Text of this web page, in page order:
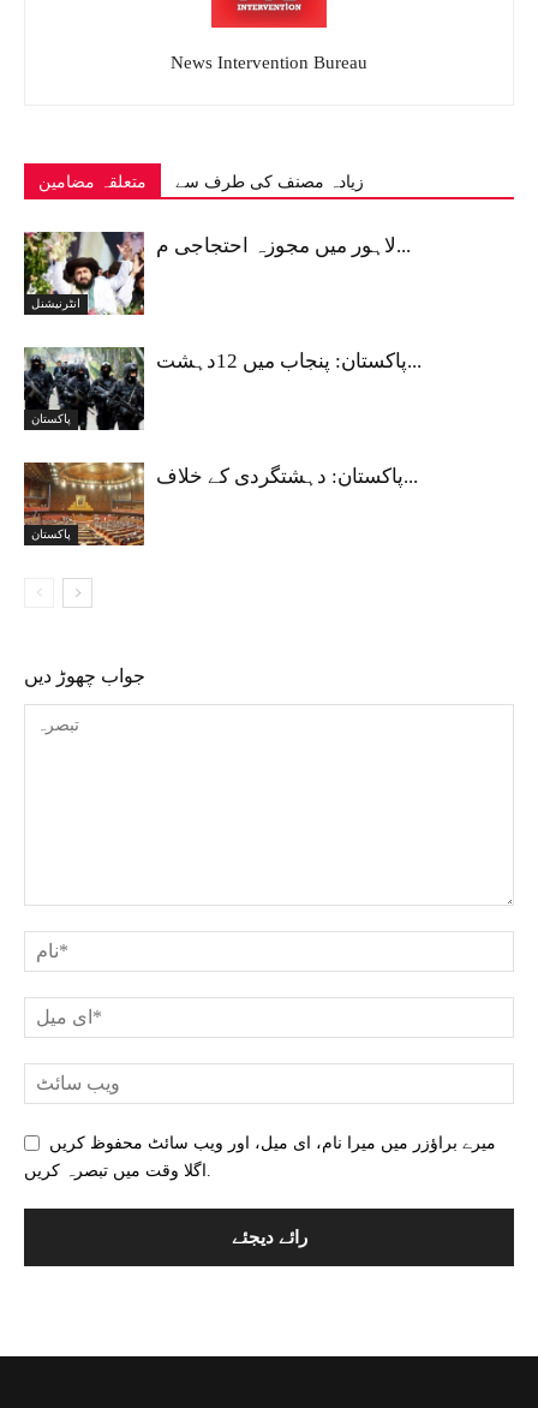
News Intervention Bureau
متعلقہ مضامین زیادہ مصنف کی طرف سے
انٹرنیشنل
لاہور میں مجوزہ احتجاجی م...
پاکستان
پاکستان: پنجاب میں 12دہشت...
پاکستان
پاکستان: دہشتگردی کے خلاف...
جواب چھوڑ دیں
میرے براؤزر میں میرا نام، ای میل، اور ویب سائٹ محفوظ کریں